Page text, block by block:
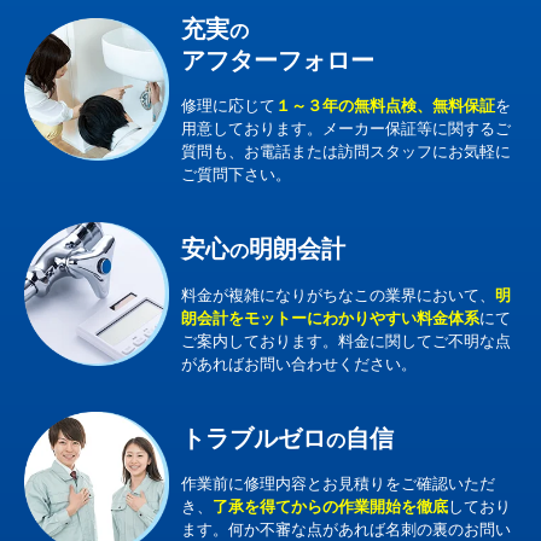
充実の
アフターフォロー
修理に応じて １～３年の無料点検、無料保証を
用意しております。メーカー保証等に関するご
質問も、お電話または訪問スタッフにお気軽に
ご質問下さい。
安心の明朗会計
料金が複雑になりがちなこの業界において、 明
朗会計をモットーにわかりやすい料金体系にて
ご案内しております。料金に関してご不明な点
があればお問い合わせください。
トラブルゼロの自信
作業前に修理内容とお見積りをご確認いただ
き、 了承を得てからの作業開始を徹底しており
ます。何か不審な点があれば名刺の裏のお問い